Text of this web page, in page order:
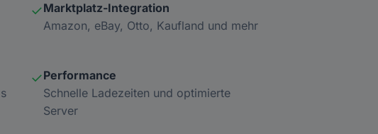
✓Marktplatz-Integration
Amazon, eBay, Otto, Kaufland und mehr
✓Performance
Schnelle Ladezeiten und optimierte
Server